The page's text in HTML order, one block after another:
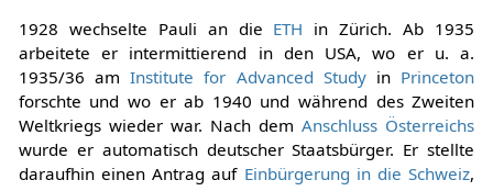
1928 wechselte Pauli an die ETH in Zürich. Ab 1935
arbeitete er intermittierend in den USA, wo er u. a.
1935/36 amInstitute for Advanced Studyin Princeton
forschte und wo er ab 1940 und während des Zweiten
Weltkriegs wieder war. Nach demAnschluss Österreichs
wurde er automatisch deutscher Staatsbürger. Er stellte
daraufhin einen Antrag auf Einbürgerung in die Schweiz,